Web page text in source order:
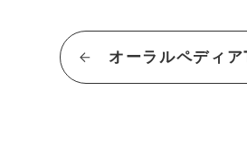
オーラルペディ